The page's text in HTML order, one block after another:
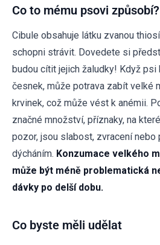
Co to mému psovi způsobí?
Cibule obsahuje látku zvanou
schopni strávit. Dovedete si
budou cítit jejich žaludky! Když psi
česnek, může potrava zabít velké
krvinek, což může vést k anémii.
značné množství, příznaky, na
pozor, jsou slabost, zvracení nebo
dýcháním. Konzumace velkého
může být méně problematická
dávky po delší dobu.
Co byste měli udělat